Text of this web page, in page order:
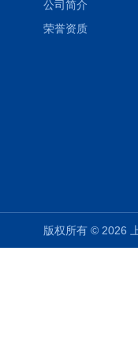
公司简介
荣誉资质
版权所有 © 2026